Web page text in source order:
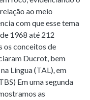
ao meio
com que esse tema
1968 até 212
os conceitos de
Ducrot, bem
Língua (TAL), em
Em uma segunda
as